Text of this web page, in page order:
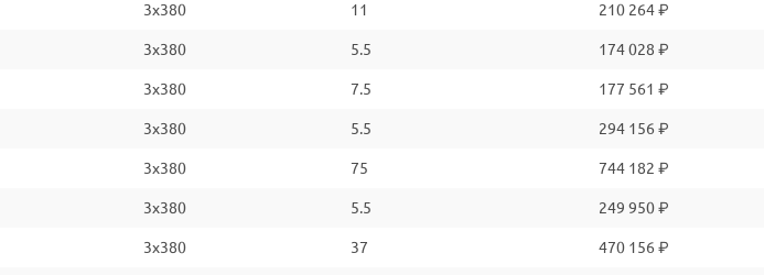
3x380 11 210 264 ₽
3x380 5.5 174 028 ₽
3x380 7.5 177 561 ₽
3x380 5.5 294 156 ₽
3x380 75 744 182 ₽
3x380 5.5 249 950 ₽
3x380 37 470 156 ₽